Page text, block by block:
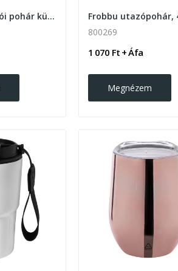
Howler szurkolói pohár kürt funkcióval, 700ml
Frobbu utazópohár,
800269
1 070 Ft + Áfa
Megnézem